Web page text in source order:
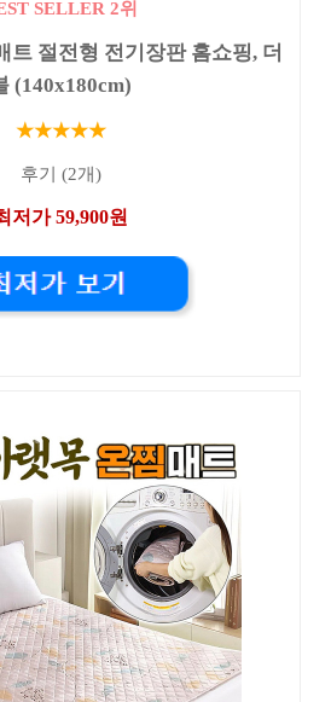
SELLER 2위
트 절전형 전기장판 홈쇼핑, 더
(140x180cm)
★★★★★
후기 (2개)
저가 59,900원